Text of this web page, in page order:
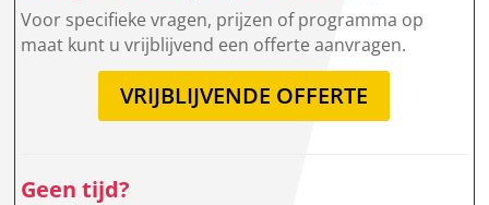
Voor specifieke vragen, prijzen of programma op
maat kunt u vrijblijvend een offerte aanvragen.
VRIJBLIJVENDE OFFERTE
Geen tijd?